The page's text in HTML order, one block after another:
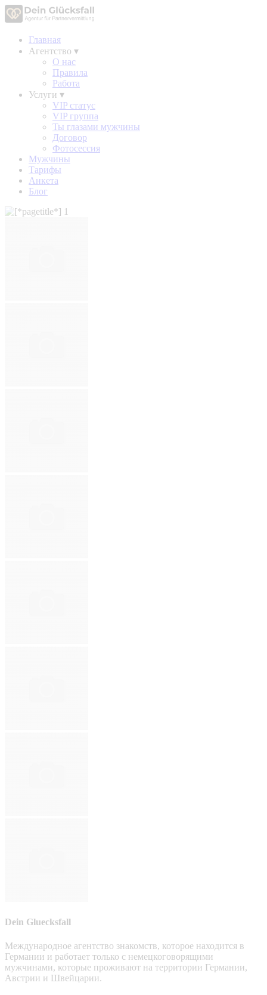
Главная
Агентство ▾
О нас
Правила
Работа
Услуги ▾
VIP статус
VIP группа
Ты глазами мужчины
Договор
Фотосессия
Мужчины
Тарифы
Анкета
Блог
Dein Gluecksfall
Международное агентство знакомств, которое находится в
Германии и работает только с немецкоговорящими
мужчинами, которые проживают на территории Германии,
Австрии и Швейцарии.